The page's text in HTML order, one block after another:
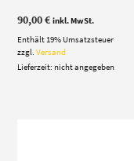
90,00€ inkl. MwSt.
Enthält 19% Umsatzsteuer
zzgl.Versand
Lieferzeit: nicht angegeben